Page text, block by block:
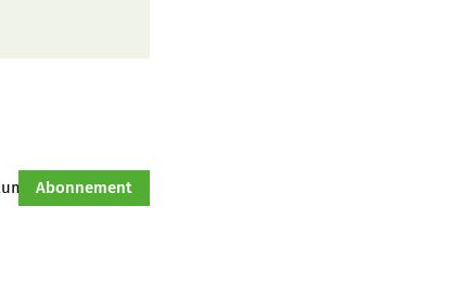
Hof-Management
Abonnement